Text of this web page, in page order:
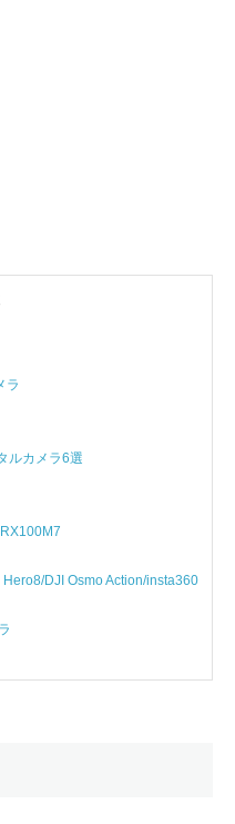
ラ
ルカメラ6選
DJI Osmo Action/insta360